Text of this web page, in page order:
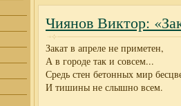
Чиянов Виктор:
Закат в апреле не приметен,
А в городе так и совсем...
Средь стен бетонных мир
И тишины не слышно всем.